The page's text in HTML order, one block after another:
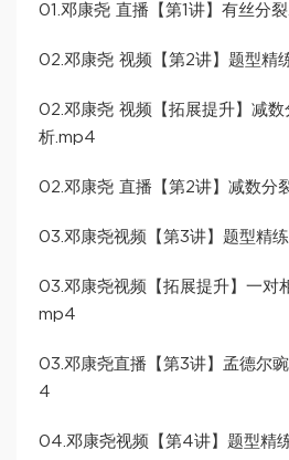
01.邓康尧 直播【第1讲】有丝分
02.邓康尧 视频【第2讲】题型精
02.邓康尧 视频【拓展提升】减
析.mp4
02.邓康尧 直播【第2讲】减数分
03.邓康尧视频【第3讲】题型精
03.邓康尧视频【拓展提升】一对
mp4
03.邓康尧直播【第3讲】孟德尔
4
04.邓康尧视频【第4讲】题型精